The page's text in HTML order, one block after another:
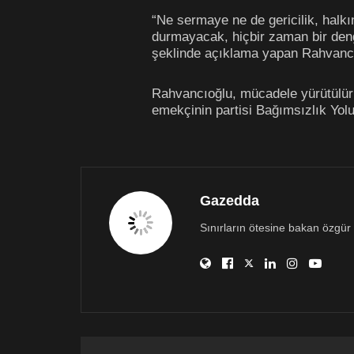
“Ne sermaye ne de gericilik,
durmayacak, hiçbir zaman bir
şeklinde açıklama yapan
Rahvancıoğlu, mücadele
emekçinin partisi Bağımsızlık
Gazedda
Sınırların ötesine bakan